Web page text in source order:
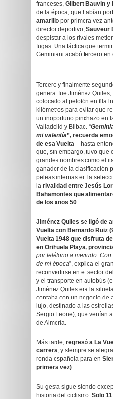
franceses, Gilbert Bauvin y
de la época, que habían
amarillo por primera vez
director deportivo, Sauveur
despistar a los rivales
fugas. Una táctica que
Geminiani acabó tercero en
Tercero y finalmente
general fue Jiménez
colocado al pelotón en fila
kilómetros para evitar que
un inoportuno pinchazo en
Valladolid y Bilbao. “
mi valentía”, recuerda
de esa Vuelta – hasta
que, sin embargo, tuvo que
grandes nombres como el
ganador de la clasificación
peleas internas en la
la rivalidad entre Jesús
Bahamontes que
de los años 50.
Jiménez Quiles se ligó de
Vuelta con Bernardo Ruiz
Vuelta 1948 que disfruta
en Orihuela Playa,
por teléfono a menudo.
de mi época”, explica el
reconvertirse en el sector
y el transporte en autobús
Jiménez Quiles era la
contaba con un negocio de
lujo, destinado a las
Sergio Leone), que venían
de Almería.
Más tarde, regresó a La
carrera, y siempre se
ronda española para en
primera vez).
Su gesta sigue siendo
historia del ciclismo. Solo